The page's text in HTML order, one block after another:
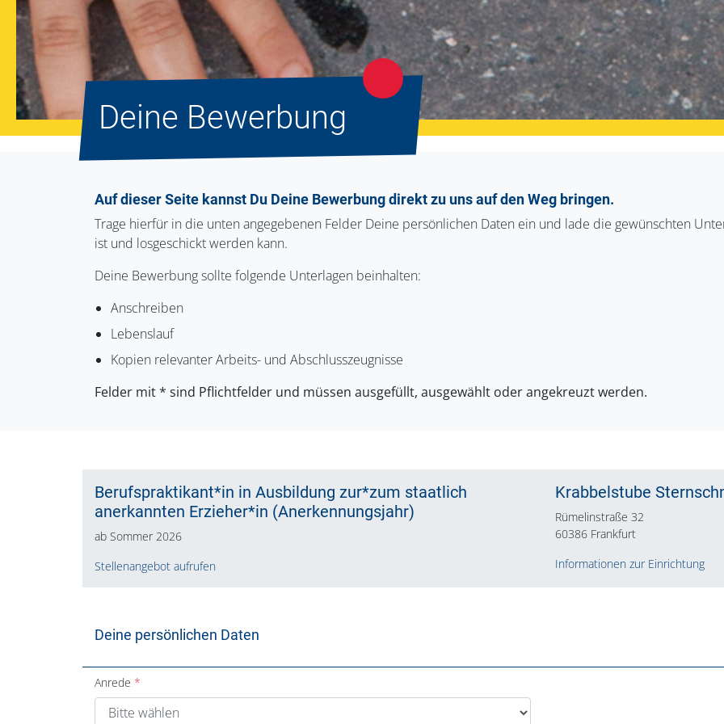
Deine Bewerbung
Auf dieser Seite kannst Du Deine Bewerbung direkt zu uns auf den Weg bringen.
Trage hierfür in die unten angegebenen Felder Deine persönlichen Daten ein und lade die gewünschten
ist und losgeschickt werden kann.
Deine Bewerbung sollte folgende Unterlagen beinhalten:
Anschreiben
Lebenslauf
Kopien relevanter Arbeits- und Abschlusszeugnisse
Felder mit * sind Pflichtfelder und müssen ausgefüllt, ausgewählt oder angekreuzt werden.
Berufspraktikant*in in Ausbildung zur*zum staatlich
anerkannten Erzieher*in (Anerkennungsjahr)
ab Sommer 2026
Stellenangebot aufrufen
Krabbelstube
Rümelinstraße 32
60386 Frankfurt
Informationen zur Einrichtung
Deine persönlichen Daten
Anrede